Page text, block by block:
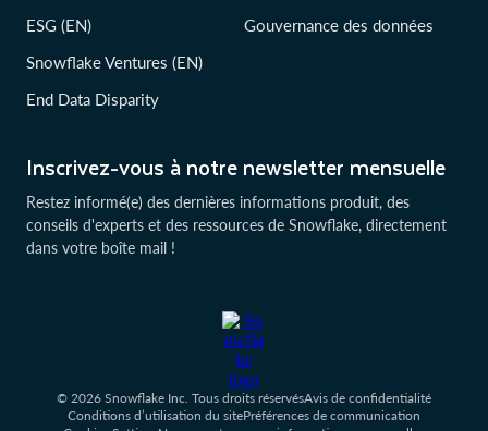
Inscrivez-vous à notre newsletter mensuelle
Restez informé(e) des dernières informations produit, des
conseils d'experts et des ressources de Snowflake, directement
dans votre boîte mail !
ESG (EN)
Snowflake Ventures (EN)
End Data Disparity
Gouvernance des données
© 2026 Snowflake Inc. Tous droits réservésAvis de confidentialité
Conditions d’utilisation du sitePréférences de communication